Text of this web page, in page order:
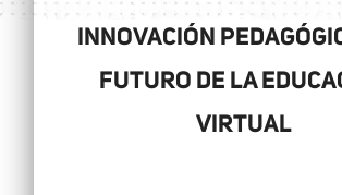
INNOVACIÓN
FUTURO DE LA
VIRTUAL